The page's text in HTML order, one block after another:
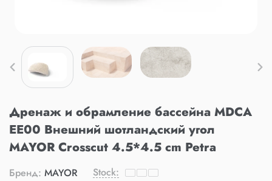
Дренаж и обрамление бассейна MDCA
EE00 Внешний шотландский угол
MAYOR Crosscut 4.5*4.5 cm Petra
Бренд: MAYOR Stock: